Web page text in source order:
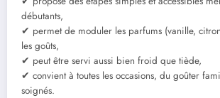
débutants,
✔ permet de moduler les parfums (vanille,
les goûts,
✔ peut être servi aussi bien froid que tiède,
✔ convient à toutes les occasions, du goûter
soignés.